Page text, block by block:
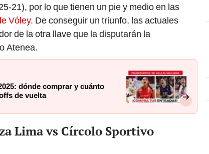
21), por lo que tienen un pie y medio en las
Vóley. De conseguir un triunfo, las actuales
de la otra llave que la disputarán la
Atenea.
dónde comprar y cuánto
de vuelta
Lima vs Círcolo Sportivo